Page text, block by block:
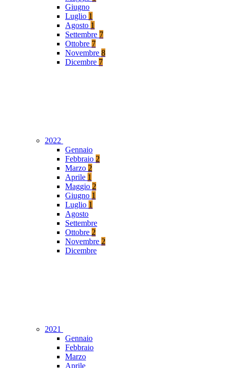
Giugno
Luglio 1
Agosto 1
Settembre 7
Ottobre 7
Novembre 8
Dicembre 7
2022
Gennaio
Febbraio 2
Marzo 2
Aprile 1
Maggio 2
Giugno 1
Luglio 1
Agosto
Settembre
Ottobre 2
Novembre 2
Dicembre
2021
Gennaio
Febbraio
Marzo
Aprile